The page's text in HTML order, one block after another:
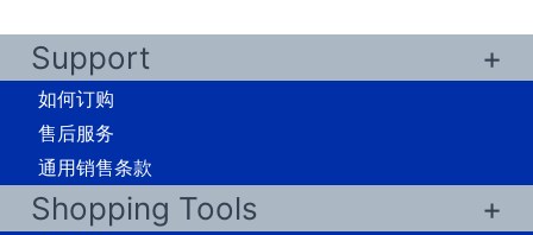
Support
如何订购
售后服务
通用销售条款
Shopping Tools